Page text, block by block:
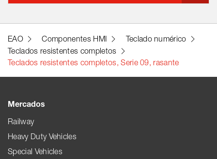
EAO Componentes HMI
Teclado numérico
Teclados resistentes completos
Teclados resistentes completos, Serie 09, rasante
Mercados
Railway
Heavy Duty Vehicles
Special Vehicles